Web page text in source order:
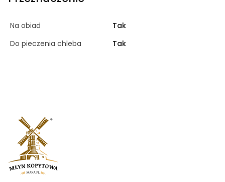
Na obiad
Tak
Do pieczenia chleba
Tak